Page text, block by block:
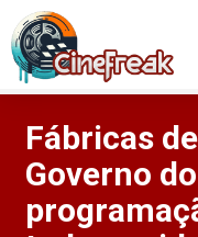
Fábricas
Governo